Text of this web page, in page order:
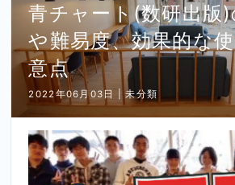
青チャート(数研出版
や難易度、効果的な
意点
2022年06月03日 | 未分類